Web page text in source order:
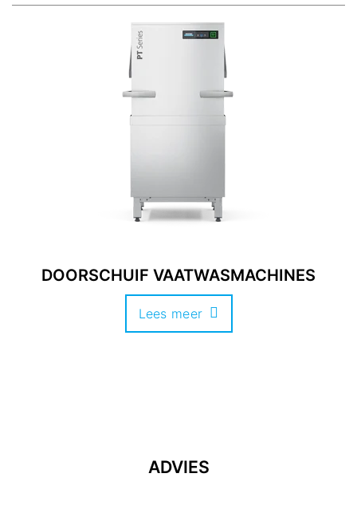
DOORSCHUIF VAATWASMACHINES
Lees meer
ADVIES